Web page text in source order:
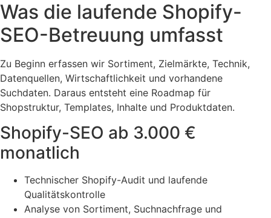
Was die laufende Shopify-
SEO-Betreuung umfasst
Zu Beginn erfassen wir Sortiment, Zielmärkte, Technik,
Datenquellen, Wirtschaftlichkeit und vorhandene
Suchdaten. Daraus entsteht eine Roadmap für
Shopstruktur, Templates, Inhalte und Produktdaten.
Shopify-SEO ab 3.000 €
monatlich
Technischer Shopify-Audit und laufende
Qualitätskontrolle
Analyse von Sortiment, Suchnachfrage und